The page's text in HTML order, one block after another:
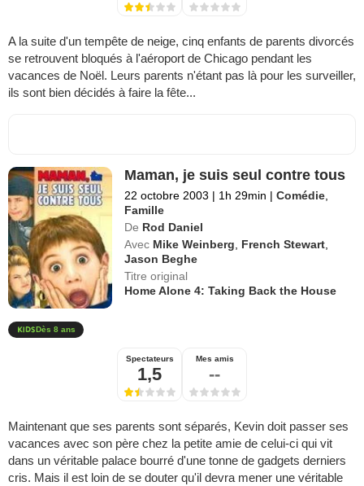
A la suite d'un tempête de neige, cinq enfants de parents divorcés
se retrouvent bloqués à l'aéroport de Chicago pendant les
vacances de Noël. Leurs parents n'étant pas là pour les surveiller,
ils sont bien décidés à faire la fête...
Maman, je suis seul contre tous
22 octobre 2003 | 1h 29min | Comédie
Famille
De Rod Daniel
Avec Mike Weinberg French Stewart
Jason Beghe
Titre original
Home Alone 4: Taking Back the House
Dès 8 ans
Spectateurs
1,5
Mes amis
--
Maintenant que ses parents sont séparés, Kevin doit passer ses
vacances avec son père chez la petite amie de celui-ci qui vit
dans un véritable palace bourré d'une tonne de gadgets derniers
cris. Mais il est loin de se douter qu'il devra mener une véritable